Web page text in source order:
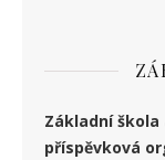
Základní
příspěvková